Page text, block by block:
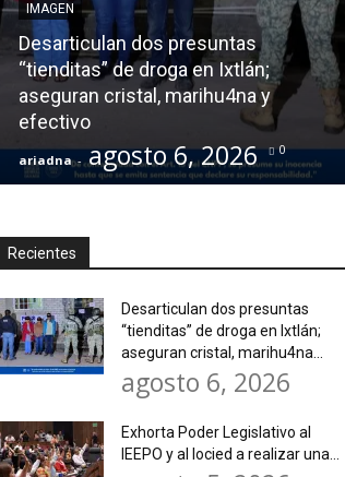
IMAGEN
Desarticulan dos presuntas
“tienditas” de droga en Ixtlán;
aseguran cristal, marihu4na y
efectivo
ariadna - agosto 6, 2026 0
Recientes
Desarticulan dos presuntas
“tienditas” de droga en Ixtlán;
aseguran cristal, marihu4na...
agosto 6, 2026
Exhorta Poder Legislativo al
IEEPO y al Iocied a realizar una...